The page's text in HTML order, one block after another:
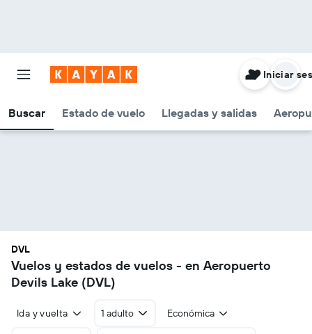
Buscar Estado de vuelo Llegadas y salidas
Iniciar
DVL
Vuelos y estados de vuelos - en Aeropuerto
Devils Lake (DVL)
Ida y vuelta 1 adulto Económica